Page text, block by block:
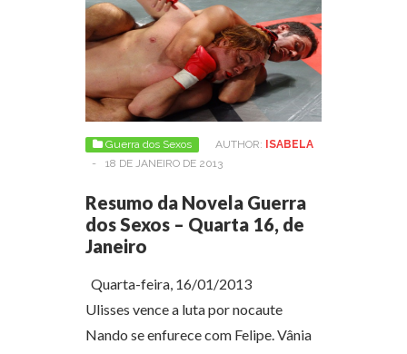
Guerra dos Sexos AUTHOR: ISABELA
-
18 DE JANEIRO DE 2013
Resumo da Novela Guerra
dos Sexos – Quarta 16, de
Janeiro
Quarta-feira, 16/01/2013
Ulisses vence a luta por nocaute
Nando se enfurece com Felipe. Vânia